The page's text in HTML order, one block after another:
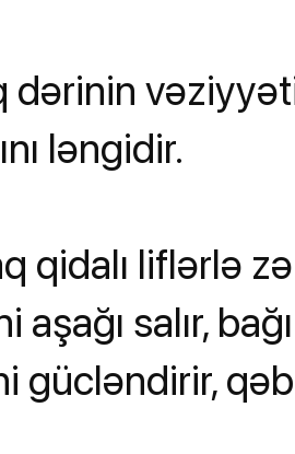
dərinin
ləngidir.
qidalı liflərlə
aşağı salır,